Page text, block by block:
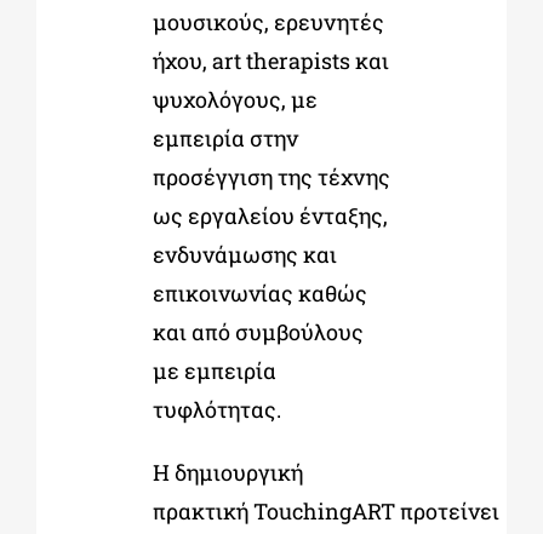
μουσικούς, ερευνητές
ήχου, art therapists και
ψυχολόγους, με
εμπειρία στην
προσέγγιση της τέχνης
ως εργαλείου ένταξης,
ενδυνάμωσης και
επικοινωνίας καθώς
και από συμβούλους
με εμπειρία
τυφλότητας.
Η δημιουργική
πρακτική TouchingART προτείνει